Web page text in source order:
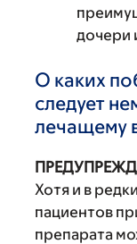
дочери
О каких
следует
лечащему
Хотя и в
пациентов
препарата